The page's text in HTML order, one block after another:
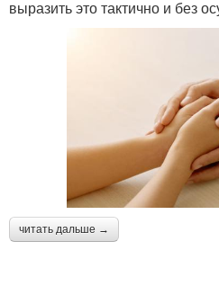
выразить это тактично и без
читать дальше →